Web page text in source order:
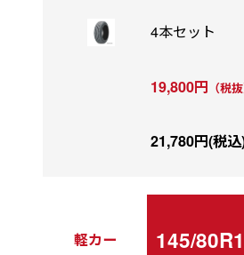
4本セット
19,800円 （税抜
21,780円(税
軽カー 145/